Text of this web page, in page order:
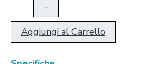
–
Aggiungi al Carrello